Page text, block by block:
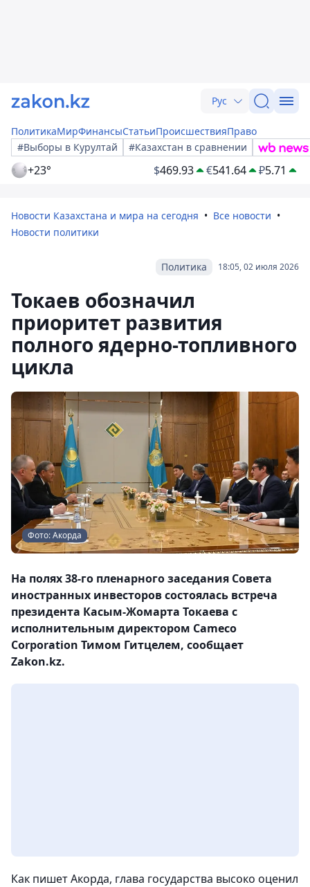
Рус
ПолитикаМирФинансыСтатьиПроисшествияПраво
#Выборы в Курултай
#Казахстан в сравнении
+23° $469.93 €541.64 ₽5.71
Новости Казахстана и мира на сегодня
Все новости
Новости политики
18:05, 02 июля 2026
Политика
Токаев обозначил
приоритет развития
полного ядерно-топливного
цикла
Фото: Акорда
На полях 38-го пленарного заседания Совета
иностранных инвесторов состоялась встреча
президента Касым-Жомарта Токаева с
исполнительным директором Cameco
Corporation Тимом Гитцелем, сообщает
Zakon.kz.
Как пишет Акорда, глава государства высоко оценил